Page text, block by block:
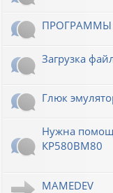
ПРОГРАММЫ
Загрузка
Глюк
Нужна
КР580ВМ80
MAMEDEV